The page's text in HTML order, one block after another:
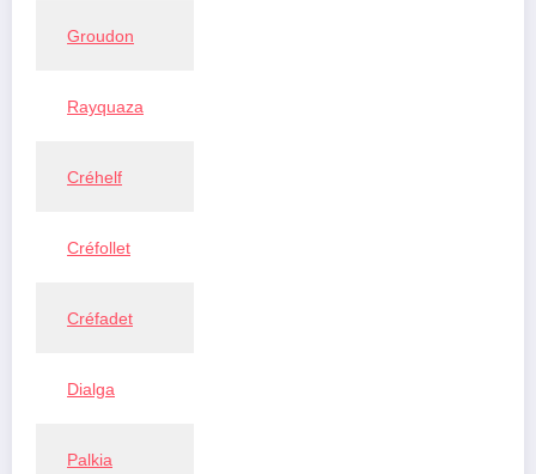
Groudon
Rayquaza
Créhelf
Créfollet
Créfadet
Dialga
Palkia